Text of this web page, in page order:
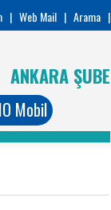
| Web Mail | Arama |
ANKARA ŞUBE
Mobil